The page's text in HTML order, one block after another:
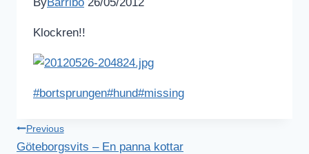
Klockren!!
Post
#bortsprungen#hund#missing
Inläggsnavigering
Previous
Göteborgsvits – En panna kottar